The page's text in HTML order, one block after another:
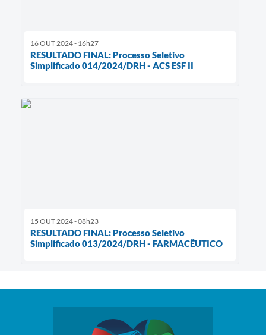
16 OUT 2024 - 16h27
RESULTADO FINAL: Processo Seletivo
Simplificado 014/2024/DRH - ACS ESF II
15 OUT 2024 - 08h23
RESULTADO FINAL: Processo Seletivo
Simplificado 013/2024/DRH - FARMACÊUTICO